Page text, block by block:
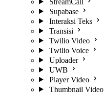
Supabase
Interaksi Teks
Transisi
Twilio Video
Twilio Voice
Uploader
UWB
Player Video
Thumbnail Video